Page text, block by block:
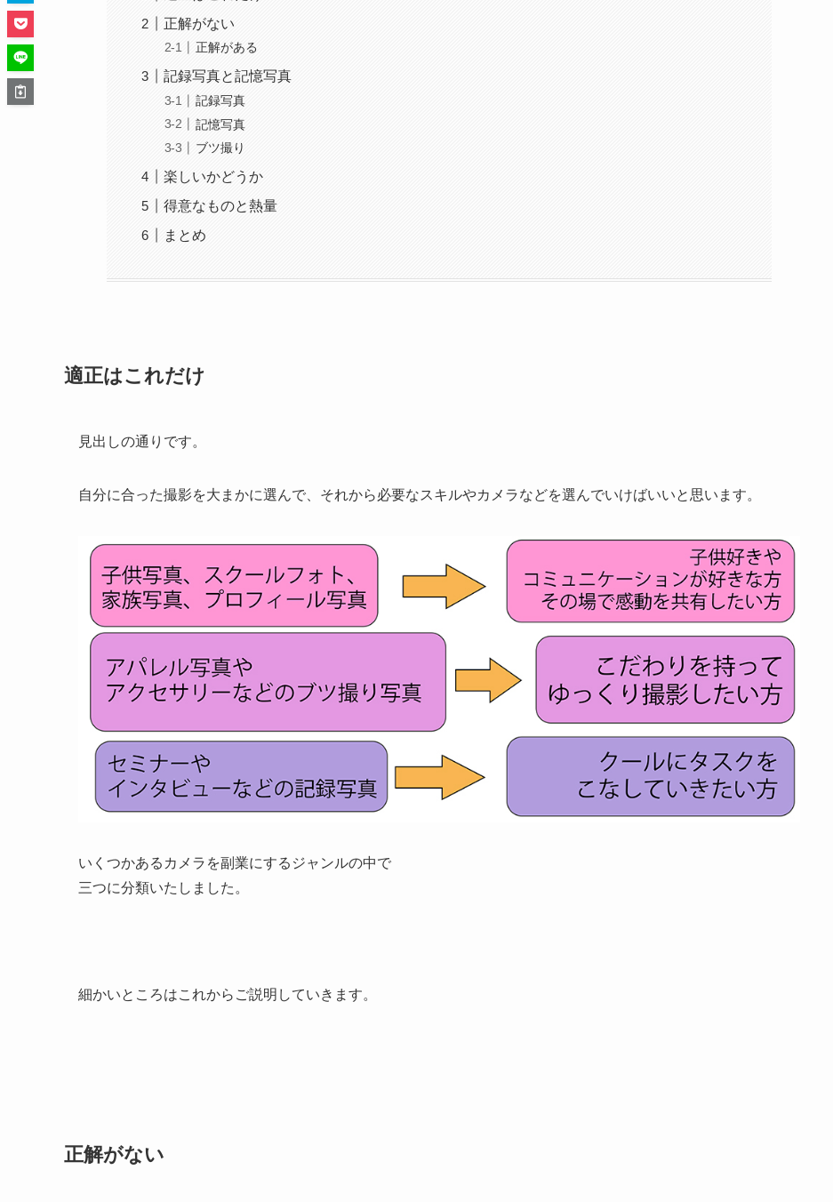
正解がない
正解がある
記録写真と記憶写真
記録写真
記憶写真
ブツ撮り
楽しいかどうか
得意なものと熱量
まとめ
適正はこれだけ
見出しの通りです。
自分に合った撮影を大まかに選んで、それから必要なスキルやカメラなどを選んでいけばいいと思います。
いくつかあるカメラを副業にするジャンルの中で
三つに分類いたしました。
細かいところはこれからご説明していきます。
正解がない